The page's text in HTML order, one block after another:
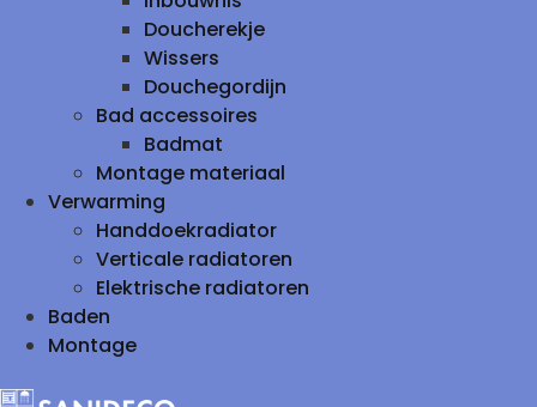
Doucherekje
Wissers
Douchegordijn
Bad accessoires
Badmat
Montage materiaal
Verwarming
Handdoekradiator
Verticale radiatoren
Elektrische radiatoren
Baden
Montage